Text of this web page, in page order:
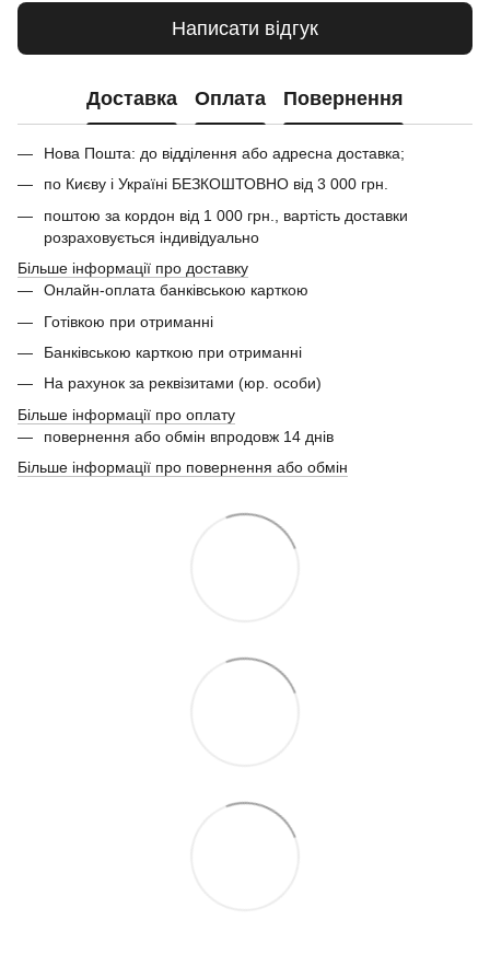
Написати відгук
Доставка Оплата Повернення
Нова Пошта: до відділення або адресна доставка;
по Києву і Україні БЕЗКОШТОВНО від 3 000 грн.
поштою за кордон від 1 000 грн., вартість доставки
розраховується індивідуально
Більше інформації про доставку
Онлайн-оплата банківською карткою
Готівкою при отриманні
Банківською карткою при отриманні
На рахунок за реквізитами (юр. особи)
Більше інформації про оплату
повернення або обмін впродовж 14 днів
Більше інформації про повернення або обмін